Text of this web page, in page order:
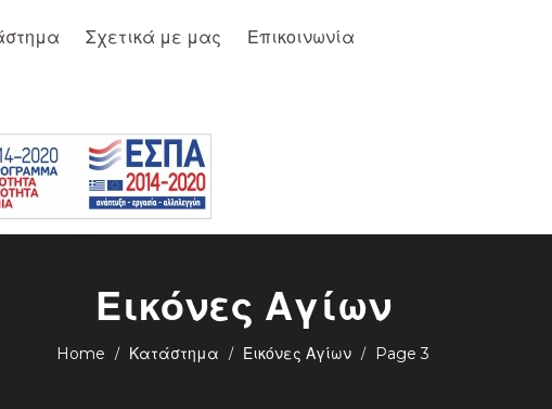
Σχετικά με μας Επικοινωνία
Εικόνες Αγίων
Home / Κατάστημα / Εικόνες Αγίων / Page 3